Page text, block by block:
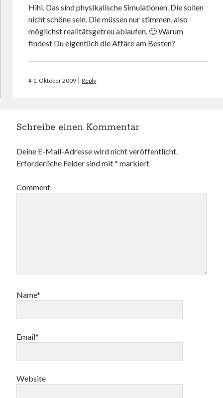
Hihi. Das sind physikalische Simulationen. Die sollen
nicht schöne sein. Die müssen nur stimmen, also
möglichst realitätsgetreu ablaufen. 🙂 Warum
findest Du eigentlich die Affäre am Besten?
# 1. Oktober 2009 Reply
Schreibe einen Kommentar
Deine E-Mail-Adresse wird nicht veröffentlicht.
Erforderliche Felder sind mit* markiert
Comment
Name*
Email*
Website